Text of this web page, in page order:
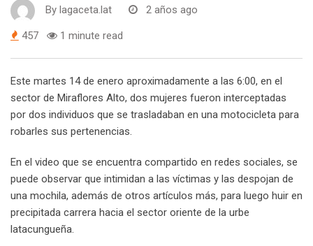
By lagaceta.lat 2 años ago
457 1 minute read
Este martes 14 de enero aproximadamente a las 6:00, en el
sector de Miraflores Alto, dos mujeres fueron interceptadas
por dos individuos que se trasladaban en una motocicleta para
robarles sus pertenencias.
En el video que se encuentra compartido en redes sociales, se
puede observar que intimidan a las víctimas y las despojan de
una mochila, además de otros artículos más, para luego huir en
precipitada carrera hacia el sector oriente de la urbe
latacungueña.